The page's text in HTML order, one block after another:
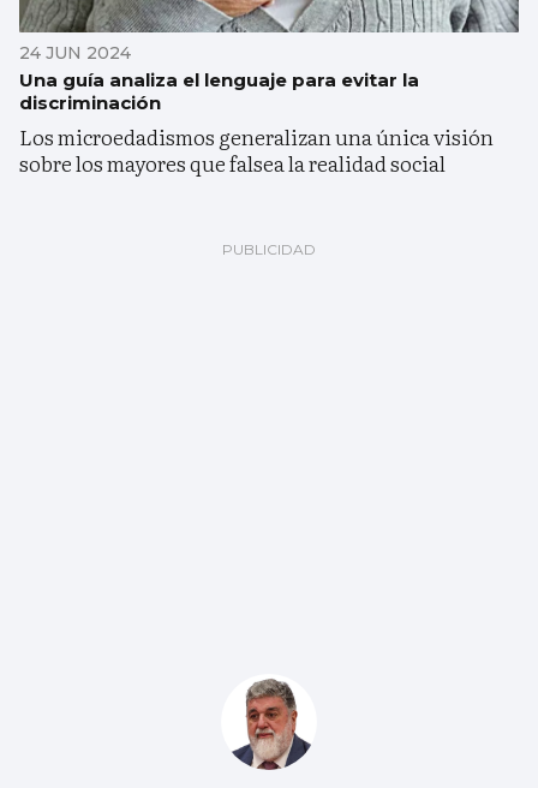
24 JUN 2024
Una guía analiza el lenguaje para evitar la
discriminación
Los microedadismos generalizan una única visión
sobre los mayores que falsea la realidad social